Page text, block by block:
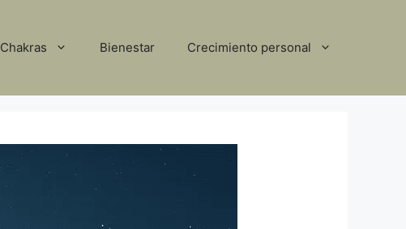
Chakras Bienestar Crecimiento personal